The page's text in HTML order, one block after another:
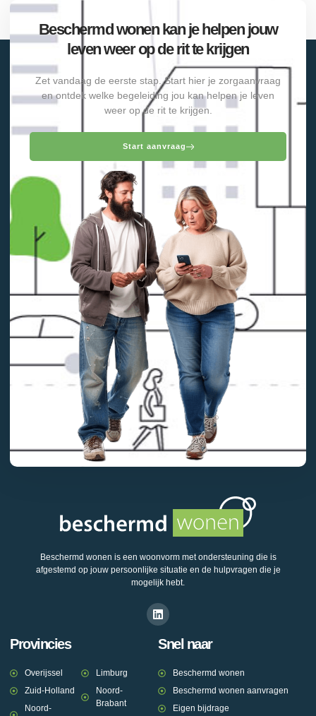
Beschermd wonen kan je helpen jouw
leven weer op de rit te krijgen
Zet vandaag de eerste stap. Start hier je zorgaanvraag
en ontdek welke begeleiding jou kan helpen je leven
weer op de rit te krijgen.
Start aanvraag
Beschermd wonen is een woonvorm met ondersteuning die is
afgestemd op jouw persoonlijke situatie en de hulpvragen die je
mogelijk hebt.
Provincies
Overijssel
Zuid-Holland
Noord-
Limburg
Noord-
Brabant
Snel naar
Beschermd wonen
Beschermd wonen aanvragen
Eigen bijdrage